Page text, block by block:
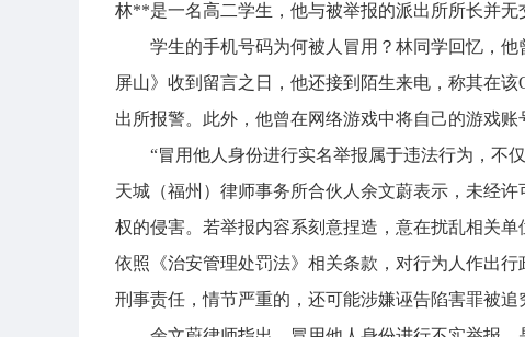
林**是一名高二学生，他与被举报的派出所所长并无
学生的手机号码为何被人冒用？林同学回忆，
屏山》收到留言之日，他还接到陌生来电，称其在
出所报警。此外，他曾在网络游戏中将自己的游戏账
“冒用他人身份进行实名举报属于违法行为，不
天城（福州）律师事务所合伙人余文蔚表示，未经
权的侵害。若举报内容系刻意捏造，意在扰乱相关
依照《治安管理处罚法》相关条款，对行为人作出
刑事责任，情节严重的，还可能涉嫌诬告陷害罪被追